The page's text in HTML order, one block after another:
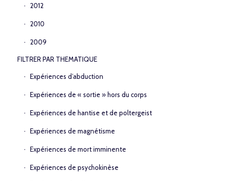
2012
2010
2009
FILTRER PAR THEMATIQUE
Expériences d’abduction
Expériences de « sortie » hors du corps
Expériences de hantise et de poltergeist
Expériences de magnétisme
Expériences de mort imminente
Expériences de psychokinèse